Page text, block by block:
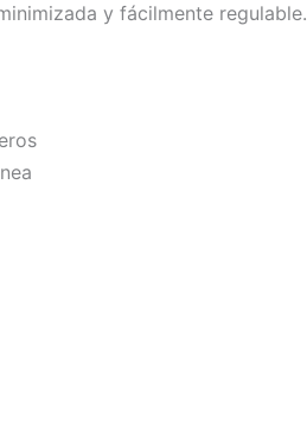
y fácilmente regulable.